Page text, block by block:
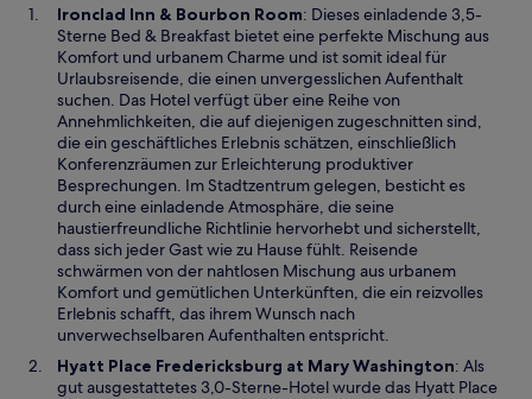
Ironclad Inn & Bourbon RoomW
i
r
d
i
n
e
i
n
e
m
n
e
u
e
n
F
e
: Dieses einladende 3,5-
Sterne Bed & Breakfast bietet eine perfekte Mischung aus
Komfort und urbanem Charme und ist somit ideal für
Urlaubsreisende, die einen unvergesslichen Aufenthalt
suchen. Das Hotel verfügt über eine Reihe von
Annehmlichkeiten, die auf diejenigen zugeschnitten sind,
die ein geschäftliches Erlebnis schätzen, einschließlich
Konferenzräumen zur Erleichterung produktiver
Besprechungen. Im Stadtzentrum gelegen, besticht es
durch eine einladende Atmosphäre, die seine
haustierfreundliche Richtlinie hervorhebt und sicherstellt,
dass sich jeder Gast wie zu Hause fühlt. Reisende
schwärmen von der nahtlosen Mischung aus urbanem
Komfort und gemütlichen Unterkünften, die ein reizvolles
Erlebnis schafft, das ihrem Wunsch nach
unverwechselbaren Aufenthalten entspricht.
Hyatt Place Fredericksburg at Mary WashingtonW
i
: Als
gut ausgestattetes 3,0-Sterne-Hotel wurde das Hyatt Place